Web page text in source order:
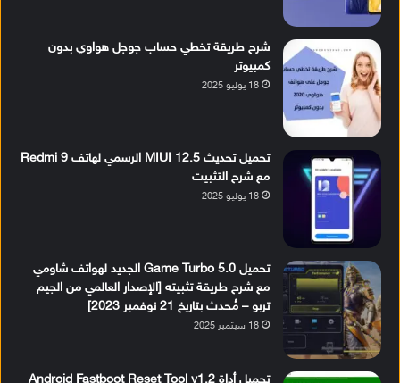
شرح طريقة تخطي حساب جوجل هواوي بدون
كمبيوتر
18 يوليو 2025
تحميل تحديث MIUI 12.5 الرسمي لهاتف Redmi 9
مع شرح التثبيت
18 يوليو 2025
تحميل Game Turbo 5.0 الجديد لهواتف شاومي
مع شرح طريقة تثبيته [الإصدار العالمي من الجيم
تربو – مُحدث بتاريخ 21 نوفمبر 2023]
18 سبتمبر 2025